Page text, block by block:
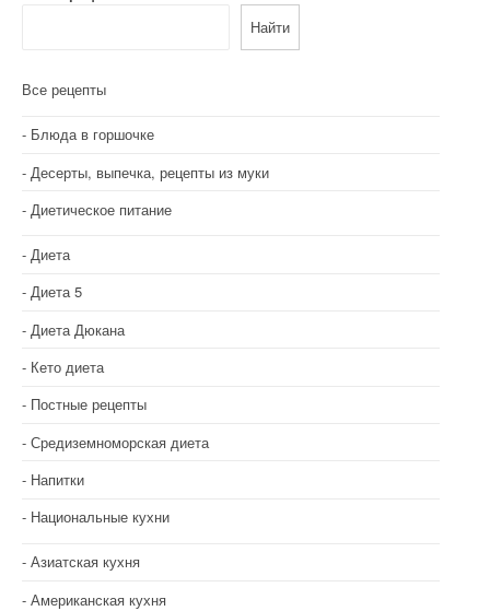
Найти
Все рецепты
Блюда в горшочке
Десерты, выпечка, рецепты из муки
Диетическое питание
Диета
Диета 5
Диета Дюкана
Кето диета
Постные рецепты
Средиземноморская диета
Напитки
Национальные кухни
Азиатская кухня
Американская кухня